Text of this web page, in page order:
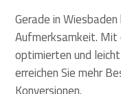
Gerade in
Aufmerksamkeit. Mit
optimierten und
erreichen Sie mehr